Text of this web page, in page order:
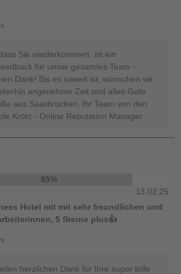
Sie wiederkommen, ist ein
für unser gesamtes Team -
Dank! Bis es soweit ist, wünschen wir
angenehme Zeit und alles Gute.
aus Saarbrücken, Ihr Team von den
Krötz - Online Reputation Manager
85%
13.02.25
Hotel mit mit sehr freundlichen und
5 Sterne plus👍
herzlichen Dank für Ihre super tolle